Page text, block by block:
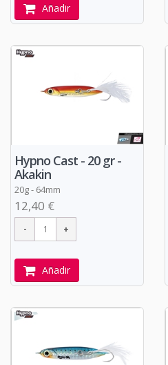
Añadir
Hypno Cast - 20 gr -
Akakin
20g - 64mm
12,40 €
Añadir